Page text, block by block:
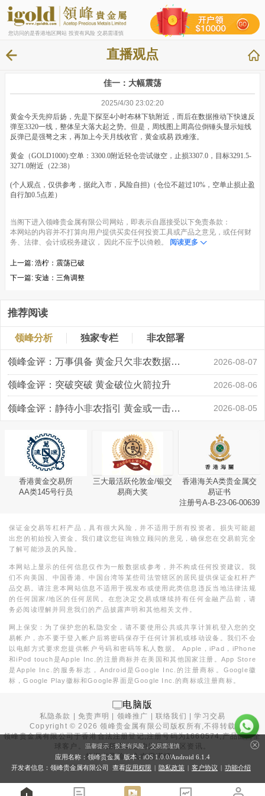
您访问的是香港地区网站 投资有风险 交易需谨慎
直播观点
佳一：大幅震荡
2025/4/30 23:02:20
黄金今天先抑后扬，先是下探至4小时布林下轨附近，而后在数据推动下快速反
弹至3320一线，整体呈大落大起之势。但是，周线图上周高位倒锤头显示短线
反弹已是强弩之末，再加上今天月线收官，黄金或易 跌难涨。
黄金（GOLD1000):空单：3300.0附近轻仓尝试做空，止损3307.0，目标3291.5-
3271.0附近（22:38）
(个人观点，仅供参考，据此入市，风险自担)（仓位不超过10%，空单止损止盈
自行加0.5点差）
当阁下进入领峰贵金属有限公司网站，即表示自愿接受以下免责条款：
本网站的内容并不打算向用户提供买卖任何投资工具或产品之意见，或任何财
务、法律、会计或税务建议， 因此不应予以倚赖。
阅读更多
上一篇: 浩柠：震荡已破
下一篇: 安迪：三角调整
推荐阅读
领峰分析 独家专栏 非农部署
领峰金评：万事俱备 黄金只欠非农数据“东风” 2026-08-07
领峰金评：突破突破 黄金破位火箭拉升 2026-08-06
领峰金评：静待小非农指引 黄金或一击破局 2026-08-05
香港黄金交易所
AA类145号行员
三大最活跃伦敦金/银交
易商大奖
香港海关A类贵金属交
易证书
注册号A-B-23-06-00639
保证金交易等杠杆产品，具有很大风险，并不适用于所有投资者。损失可能超
出您的初始投入资金。我们建议您征询独立顾问的意见，确保您在交易前完全
了解可能涉及的风险。
本网站上显示的任何信息仅作为一般数据或参考，并不构成任何投资建议。我
们不向美国、中国香港、中国台湾等某些司法管辖区的居民提供保证金杠杆产
品交易。请注意本网站信息不适用于视发布或使用此类信息违反当地法律法规
的任何国家/地区的任何居民。在您决定交易或继续持有任何金融产品前，请
务必阅读理解并同意我们的产品披露声明和其他相关文件。
网上保安：为了保护您的私隐安全，请不要使用公共或共享计算机登入您的交
易帐户，亦不要于登入帐户后将密码保存于任何计算机或移动设备。我们不会
以电邮方式要求您提供帐户号码和密码等私人数据。 Apple，iPad，iPhone
和iPod touch是Apple Inc.的注册商标并在美国和其他国家注册。App Store
是Apple Inc.的服务标志，Android是Google Inc.的注册商标。Google徽
标，Google Play徽标和Google界面是Google Inc.的商标或注册商标。
电脑版
私隐条款 |免责声明 领峰推广 |联络我们 |学习交易
Copyright ©2026 领峰贵金属有限公司版权所有,不得转载
领峰贵金属有限公司于香港合法注册登记,注册号码为1660574,产品面向全
球客户。本站内所有内容均为香港地区资讯。
投资有风险，入市需谨慎。
温馨提示：投资有风险，交易需谨慎
应用名称：领峰贵金属 版本：iOS 1.0.0/Android 6.1.4
开发者信息：领峰贵金属有限公司 查看应用权限 | 隐私政策 | 客户协议 | 功能介绍